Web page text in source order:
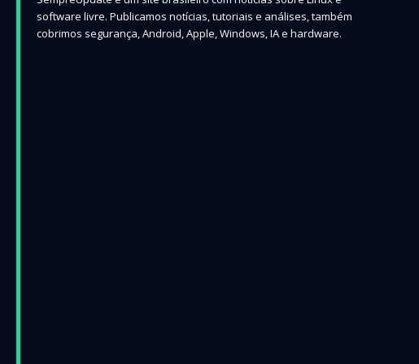
software livre. Publicamos notícias, tutoriais e análises, também
cobrimos segurança, Android, Apple, Windows, IA e hardware.